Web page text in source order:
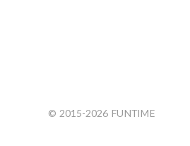
© 2015-2026 FUNTIME